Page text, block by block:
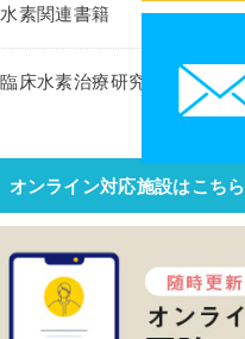
水素関連書籍
臨床水素治療研究会コラム
オンライン対応施設はこちら